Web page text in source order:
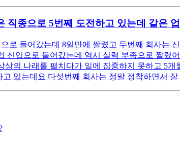
직종으로 5번째 도전하고 있는데 같은
로 들어갔는데 8일만에 짤렸고 두번째 회사는
신입으로 들어갔는데 역시 실력 부족으로 짤렸
의 나래를 펼치다가 일에 집중하지 못하고 5
있는데요 다섯번째 회사는 정말 정착하면서